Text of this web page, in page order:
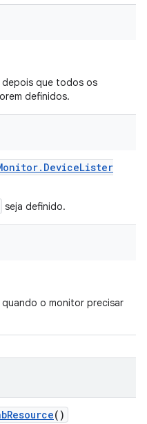
depois que todos os
definidos.
. DeviceLister
seja definido.
o monitor precisar
Resource()